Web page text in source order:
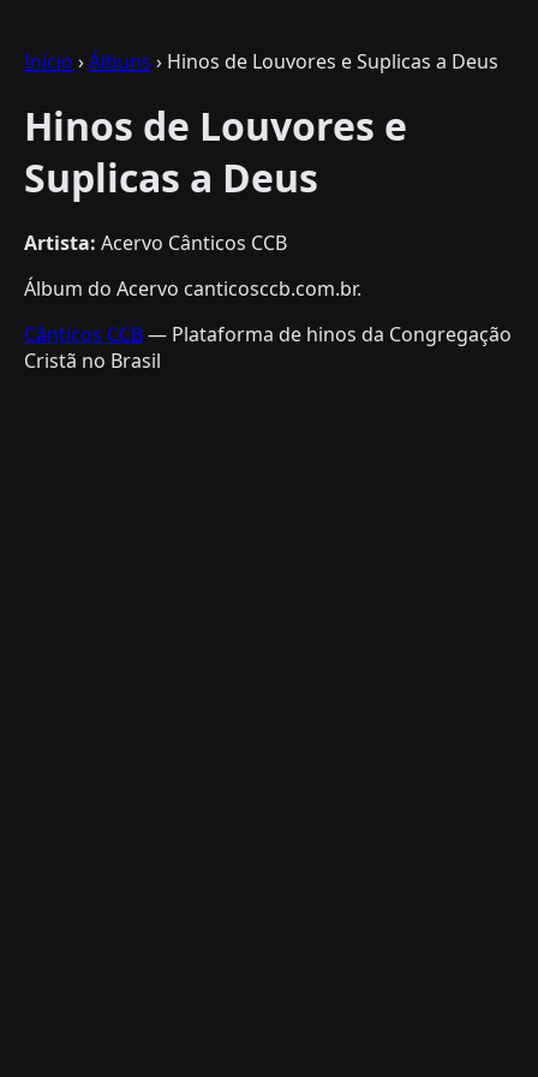
Início ›Álbuns › Hinos de Louvores e Suplicas a Deus
Hinos de Louvores e
Suplicas a Deus
Artista: Acervo Cânticos CCB
Álbum do Acervo canticosccb.com.br.
Cânticos CCB— Plataforma de hinos da Congregação
Cristã no Brasil